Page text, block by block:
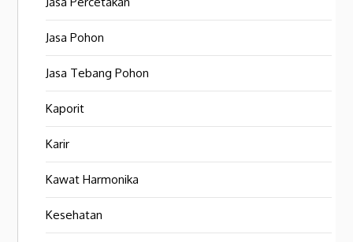
Jasa Pohon
Jasa Tebang Pohon
Kaporit
Karir
Kawat Harmonika
Kesehatan